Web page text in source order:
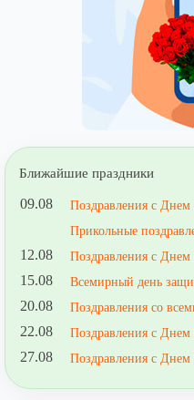
Ближайшие праздники
09.08
Поздравления с Днем
Прикольные
12.08 Поздравления с
15.08 Всемирный день
20.08 Поздравления со
22.08 Поздравления с Днем
27.08 Поздравления с Днем